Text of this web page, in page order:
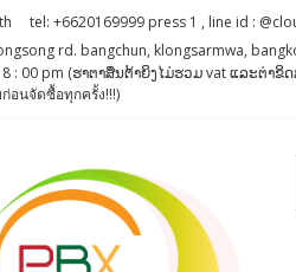
tel: +6620169999 press 1 , line id :
rd. bangchun, klongsarmwa,
: 00 pm (ຮາຕາສຶນຕ້າຍິງໄມ່ຮວມ vat ແລະຕ່າຂິ
อนจัดซื้อทุกครั้ง!!!)